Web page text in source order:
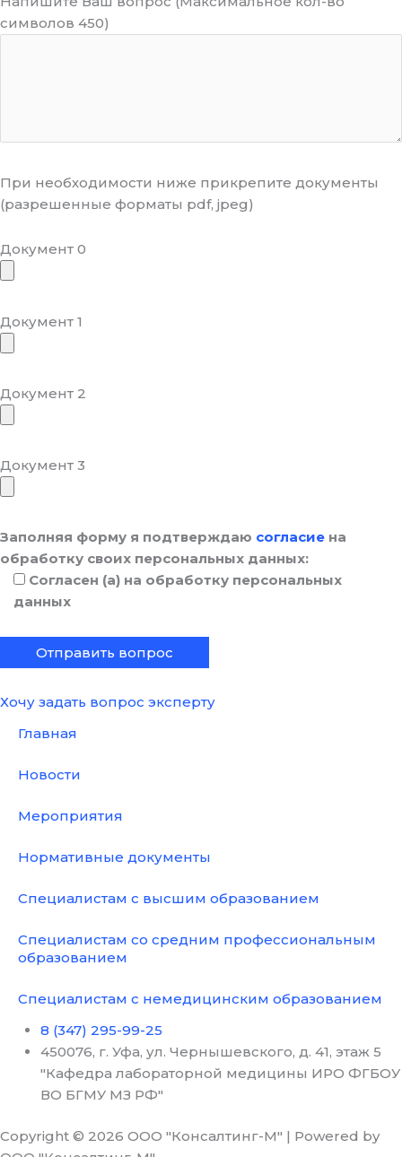
символов 450)
При необходимости ниже прикрепите документы
(разрешенные форматы pdf, jpeg)
Документ 0
Документ 1
Документ 2
Документ 3
Заполняя форму я подтверждаю согласие на
обработку своих персональных данных:
Согласен (а) на обработку персональных
данных
Хочу задать вопрос эксперту
Главная
Новости
Мероприятия
Нормативные документы
Специалистам с высшим образованием
Специалистам со средним профессиональным
образованием
Специалистам с немедицинским образованием
8 (347) 295-99-25
450076, г. Уфа, ул. Чернышевского, д. 41, этаж 5
"Кафедра лабораторной медицины ИРО ФГБОУ
ВО БГМУ МЗ РФ"
Copyright © 2026 ООО "Консалтинг-М" | Powered by